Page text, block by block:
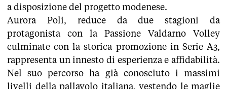
a disposizione del progetto modenese.
Aurora Poli, reduce da due stagioni da
protagonista con la Passione Valdarno Volley
culminate con la storica promozione in Serie A3,
rappresenta un innesto di esperienza e affidabilità.
Nel suo percorso ha già conosciuto i massimi
livelli della pallavolo italiana, vestendo le maglie